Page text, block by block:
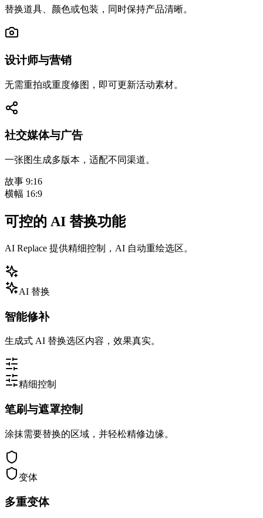
替换道具、颜色或包装，同时保持产品清晰。
设计师与营销
无需重拍或重度修图，即可更新活动素材。
社交媒体与广告
一张图生成多版本，适配不同渠道。
故事 9:16
横幅 16:9
可控的 AI 替换功能
AI Replace 提供精细控制，AI 自动重绘选区。
AI 替换
智能修补
生成式 AI 替换选区内容，效果真实。
精细控制
笔刷与遮罩控制
涂抹需要替换的区域，并轻松精修边缘。
变体
多重变体